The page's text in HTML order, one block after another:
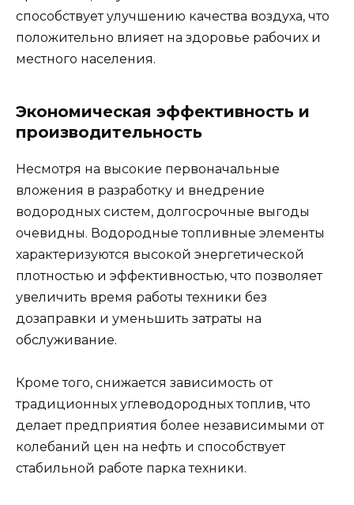
способствует улучшению качества воздуха, что
положительно влияет на здоровье рабочих и
местного населения.
Экономическая эффективность и
производительность
Несмотря на высокие первоначальные
вложения в разработку и внедрение
водородных систем, долгосрочные выгоды
очевидны. Водородные топливные элементы
характеризуются высокой энергетической
плотностью и эффективностью, что позволяет
увеличить время работы техники без
дозаправки и уменьшить затраты на
обслуживание.
Кроме того, снижается зависимость от
традиционных углеводородных топлив, что
делает предприятия более независимыми от
колебаний цен на нефть и способствует
стабильной работе парка техники.